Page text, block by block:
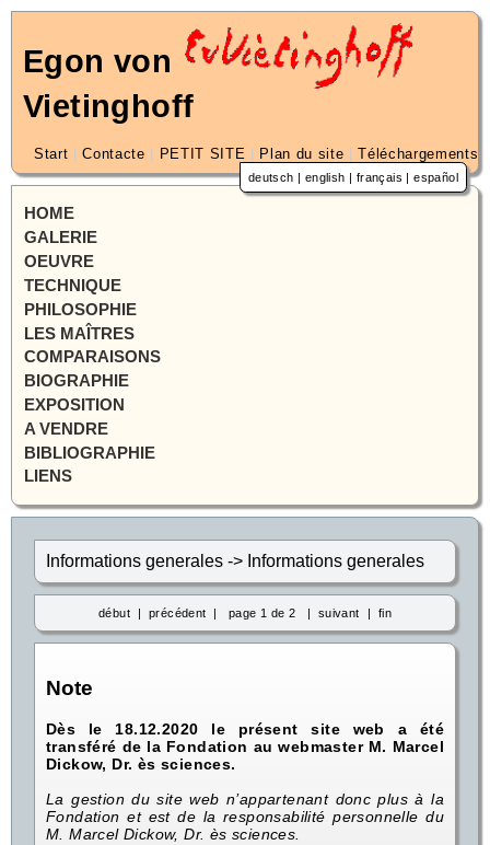
Egon von
Vietinghoff
Start |Contacte PETIT SITE Plan du site |Téléchargements
deutsch | english | français |español
HOME
GALERIE
OEUVRE
TECHNIQUE
PHILOSOPHIE
LES MAÎTRES
COMPARAISONS
BIOGRAPHIE
EXPOSITION
A VENDRE
BIBLIOGRAPHIE
LIENS
Informations generales -> Informations generales
début |précédent | page 1 de 2 | suivant | fin
Note
Dès le 18.12.2020 le présent site web a été
transféré de la Fondation au webmaster M. Marcel
Dickow, Dr. ès sciences.
La gestion du site web n’appartenant donc plus à la
Fondation et est de la responsabilité personnelle du
M. Marcel Dickow, Dr. ès sciences.